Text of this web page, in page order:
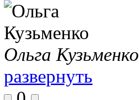
Ольга Кузьменко
развернуть